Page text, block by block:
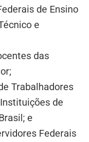
de Ensino
e
das
Trabalhadores
de
e
Federais